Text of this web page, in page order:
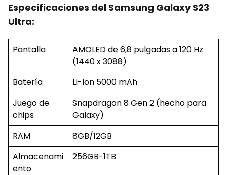
Especificaciones del Samsung Galaxy S23
Ultra:
Pantalla
AMOLED de 6,8 pulgadas a 120 Hz
(1440 x 3088)
Batería
Li-Ion 5000 mAh
Juego de
chips
Snapdragon 8 Gen 2 (hecho para
Galaxy)
RAM
8GB/12GB
Almacenami
ento
256GB-1TB